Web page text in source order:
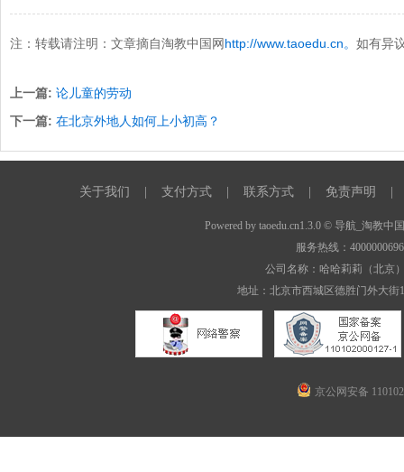
注： 转载请注明：文章摘自淘教中国网http://www.taoedu.cn。 如有异
上一篇: 论儿童的劳动
下一篇: 在北京外地人如何上小初高？
关于我们 支付方式 联系方式 免责声明
Powered by taoedu.cn1.3.0© 导航_淘教中国
服务热线：
公司名称：哈哈莉莉（北
地址：北京市西城区德胜门外大街
京公网安备